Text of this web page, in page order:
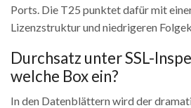
Ports. Die T25 punktet dafür mit
Lizenzstruktur und niedrigeren
Durchsatz unter SSL-
welche Box ein?
In den Datenblättern wird der